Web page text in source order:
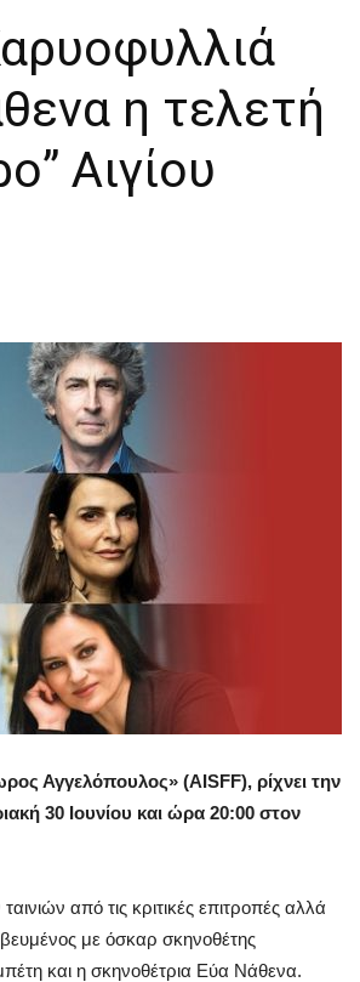
η τελετή
Αιγίου
Αγγελόπουλος» (AISFF), ρίχνει την
30 Ιουνίου και ώρα 20:00 στον
από τις κριτικές επιτροπές αλλά
με όσκαρ σκηνοθέτης
και η σκηνοθέτρια Εύα Νάθενα.